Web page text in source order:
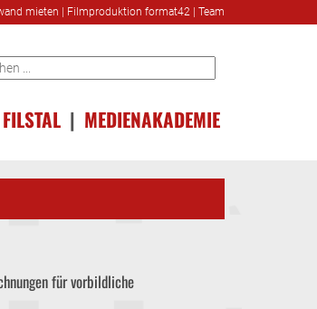
mieten Filmproduktion format42 Team
| MEDIENAKADEMIE
für vorbildliche